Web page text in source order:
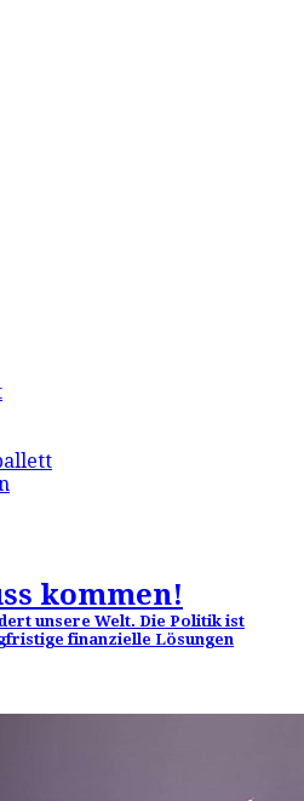
kommen!
unsere Welt. Die Politik ist
finanzielle Lösungen